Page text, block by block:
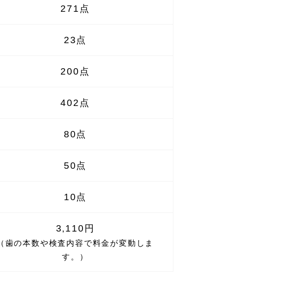
271点
23点
200点
402点
80点
50点
10点
3,110円
（歯の本数や検査内容で料金が変動しま
す。）